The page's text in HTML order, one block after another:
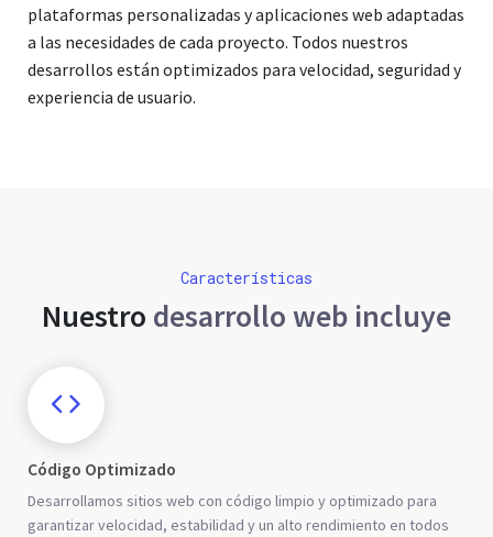
plataformas personalizadas y aplicaciones web adaptadas
a las necesidades de cada proyecto. Todos nuestros
desarrollos están optimizados para velocidad, seguridad y
experiencia de usuario.
Características
Nuestro desarrollo web incluye
Código Optimizado
Desarrollamos sitios web con código limpio y optimizado para
garantizar velocidad, estabilidad y un alto rendimiento en todos